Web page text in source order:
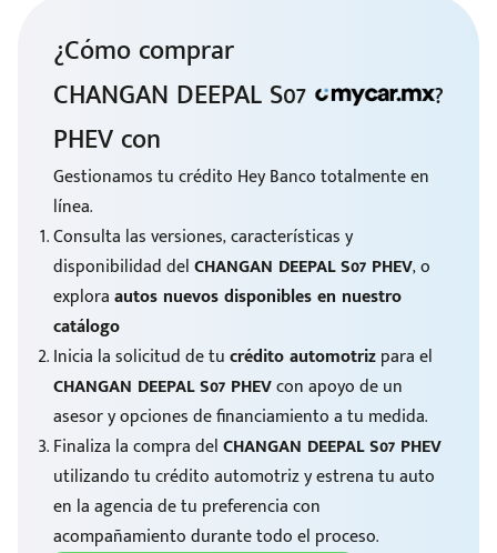
¿Cómo comprar
CHANGAN DEEPAL S07
PHEV con
?
Gestionamos tu crédito Hey Banco totalmente en
línea.
Consulta las versiones, características y
disponibilidad delCHANGAN DEEPAL S07 PHEV, o
exploraautos nuevos disponibles en nuestro
catálogo
Inicia la solicitud de tucrédito automotrizpara el
CHANGAN DEEPAL S07 PHEVcon apoyo de un
asesor y opciones de financiamiento a tu medida.
Finaliza la compra delCHANGAN DEEPAL S07 PHEV
utilizando tu crédito automotriz y estrena tu auto
en la agencia de tu preferencia con
acompañamiento durante todo el proceso.